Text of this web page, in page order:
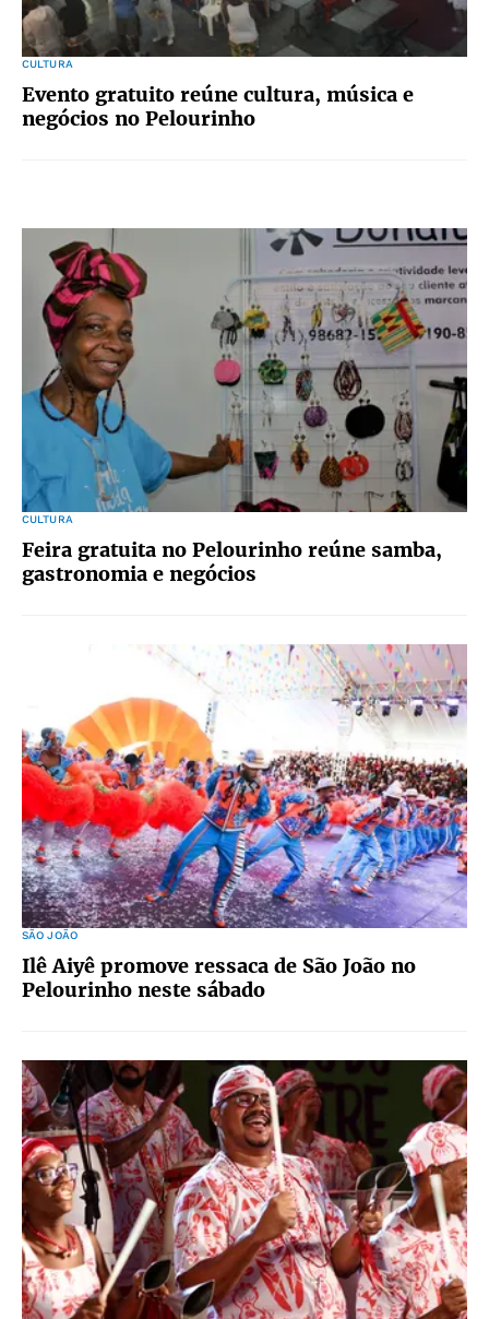
CULTURA
Evento gratuito reúne cultura, música e
negócios no Pelourinho
CULTURA
Feira gratuita no Pelourinho reúne samba,
gastronomia e negócios
SÃO JOÃO
Ilê Aiyê promove ressaca de São João no
Pelourinho neste sábado